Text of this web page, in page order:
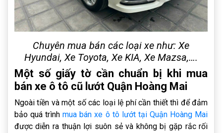
Chuyên mua bán các loại xe như: Xe
Hyundai, Xe Toyota, Xe KIA, Xe Mazsa,….
Một số giấy tờ cần chuẩn bị khi mua
bán xe ô tô cũ lướt Quận Hoàng Mai
Ngoài tiền và một số các loại lệ phí cần thiết thì để đảm
bảo quá trìnhmua bán xe ô tô lướt tại Quận Hoàng Mai
được diễn ra thuận lợi suôn sẻ và không bị gặp rắc rối